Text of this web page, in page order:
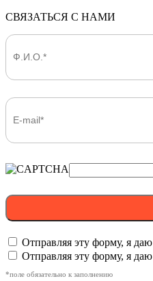
СВЯЗАТЬСЯ С НАМИ
Отправляя эту форму, я даю
Отправляя эту форму, я даю
*поле обязательно к заполнению